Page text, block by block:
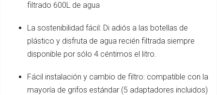
filtrado 600L de agua
La sostenibilidad fácil: Di adiós a las botellas de
plástico y disfruta de agua recién filtrada siempre
disponible por sólo 4 céntimos el litro.
Fácil instalación y cambio de filtro: compatible con la
mayoría de grifos estándar (5 adaptadores incluidos)